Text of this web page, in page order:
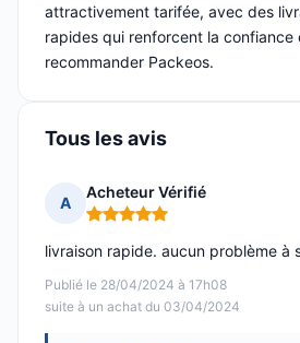
attractivement tarifée, avec des
rapides qui renforcent la confiance
recommander Packeos.
Tous les avis
A
Acheteur Vérifié
Note : 5 sur 5
Publié le 28/04/2024 à 17h08
suite à un achat du 03/04/2024
livraison rapide. aucun problème à